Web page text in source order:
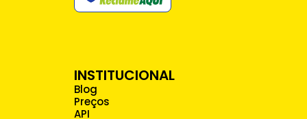
INSTITUCIONAL
Blog
Preços
API